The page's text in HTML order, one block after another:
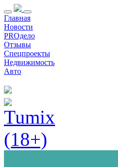
Главная
Новости
PROдело
Отзывы
Спецпроекты
Недвижимость
Авто